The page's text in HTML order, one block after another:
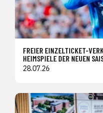
FREIER EINZELTICKET-
HEIMSPIELE DER NEUEN
28.07.26